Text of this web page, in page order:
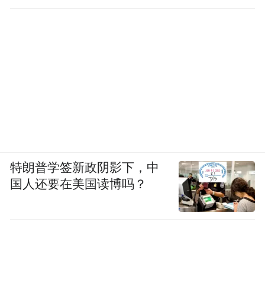
特朗普学签新政阴影下，中
国人还要在美国读博吗？